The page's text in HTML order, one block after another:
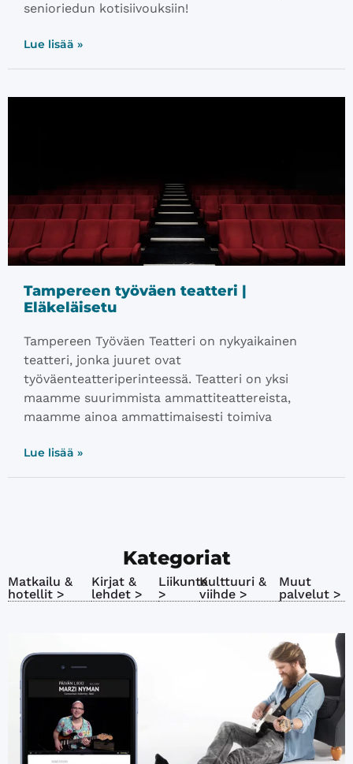
senioriedun kotisiivouksiin!
Lue lisää »
Tampereen työväen teatteri |
Eläkeläisetu
Tampereen Työväen Teatteri on nykyaikainen
teatteri, jonka juuret ovat
työväenteatteriperinteessä. Teatteri on yksi
maamme suurimmista ammattiteattereista,
maamme ainoa ammattimaisesti toimiva
Lue lisää »
Kategoriat
Matkailu &
hotellit >
Kirjat &
lehdet >
Liikunta
>
Kulttuuri &
viihde >
Muut
palvelut >